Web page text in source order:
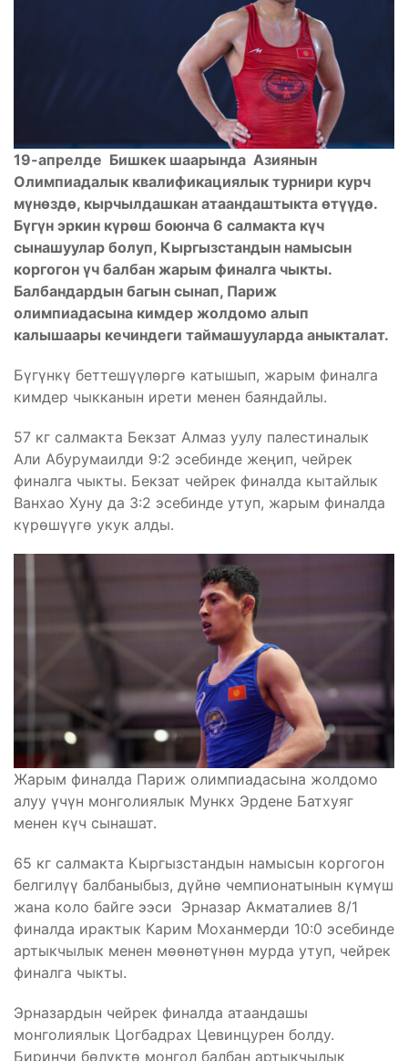
19-апрелде Бишкек шаарында Азиянын
Олимпиадалык квалификациялык турнири курч
мүнөздө, кырчылдашкан атаандаштыкта өтүүдө.
Бүгүн эркин күрөш боюнча 6 салмакта күч
сынашуулар болуп, Кыргызстандын намысын
коргогон үч балбан жарым финалга чыкты.
Балбандардын багын сынап, Париж
олимпиадасына кимдер жолдомо алып
калышаары кечиндеги таймашууларда аныкталат.
Бүгүнкү беттешүүлөргө катышып, жарым финалга
кимдер чыкканын ирети менен баяндайлы.
57 кг салмакта Бекзат Алмаз уулу палестиналык
Али Абурумаилди 9:2 эсебинде жеңип, чейрек
финалга чыкты. Бекзат чейрек финалда кытайлык
Ванхао Хуну да 3:2 эсебинде утуп, жарым финалда
күрөшүүгө укук алды.
Жарым финалда Париж олимпиадасына жолдомо
алуу үчүн монголиялык Мункх Эрдене Батхуяг
менен күч сынашат.
65 кг салмакта Кыргызстандын намысын коргогон
белгилүү балбаныбыз, дүйнө чемпионатынын күмүш
жана коло байге ээси Эрназар Акматалиев 8/1
финалда ирактык Карим Моханмерди 10:0 эсебинде
артыкчылык менен мөөнөтүнөн мурда утуп, чейрек
финалга чыкты.
Эрназардын чейрек финалда атаандашы
монголиялык Цогбадрах Цевинцурен болду.
Биринчи бөлүктө монгол балбан артыкчылык